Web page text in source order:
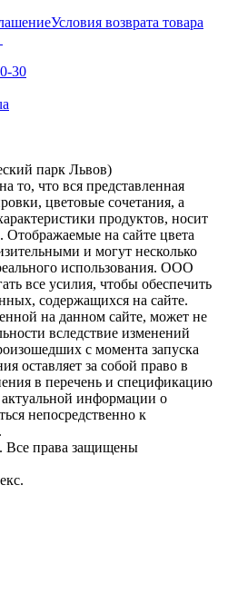
Условия возврата товара
30
парк Львов)
что вся представленная
цветовые сочетания, а
продуктов, носит
на сайте цвета
и могут несколько
использования. ООО
все усилия, чтобы обеспечить
содержащихся на сайте.
на данном сайте, может не
вследствие изменений
с момента запуска
оставляет за собой право в
в перечень и спецификацию
информации о
непосредственно к
права защищены